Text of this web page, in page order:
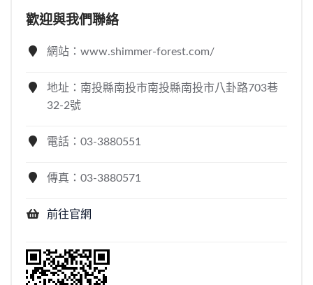
歡迎與我們聯絡
網站：www.shimmer-forest.com/
地址：南投縣南投市南投縣南投市八卦路703巷
32-2號
電話：03-3880551
傳真：03-3880571
前往官網